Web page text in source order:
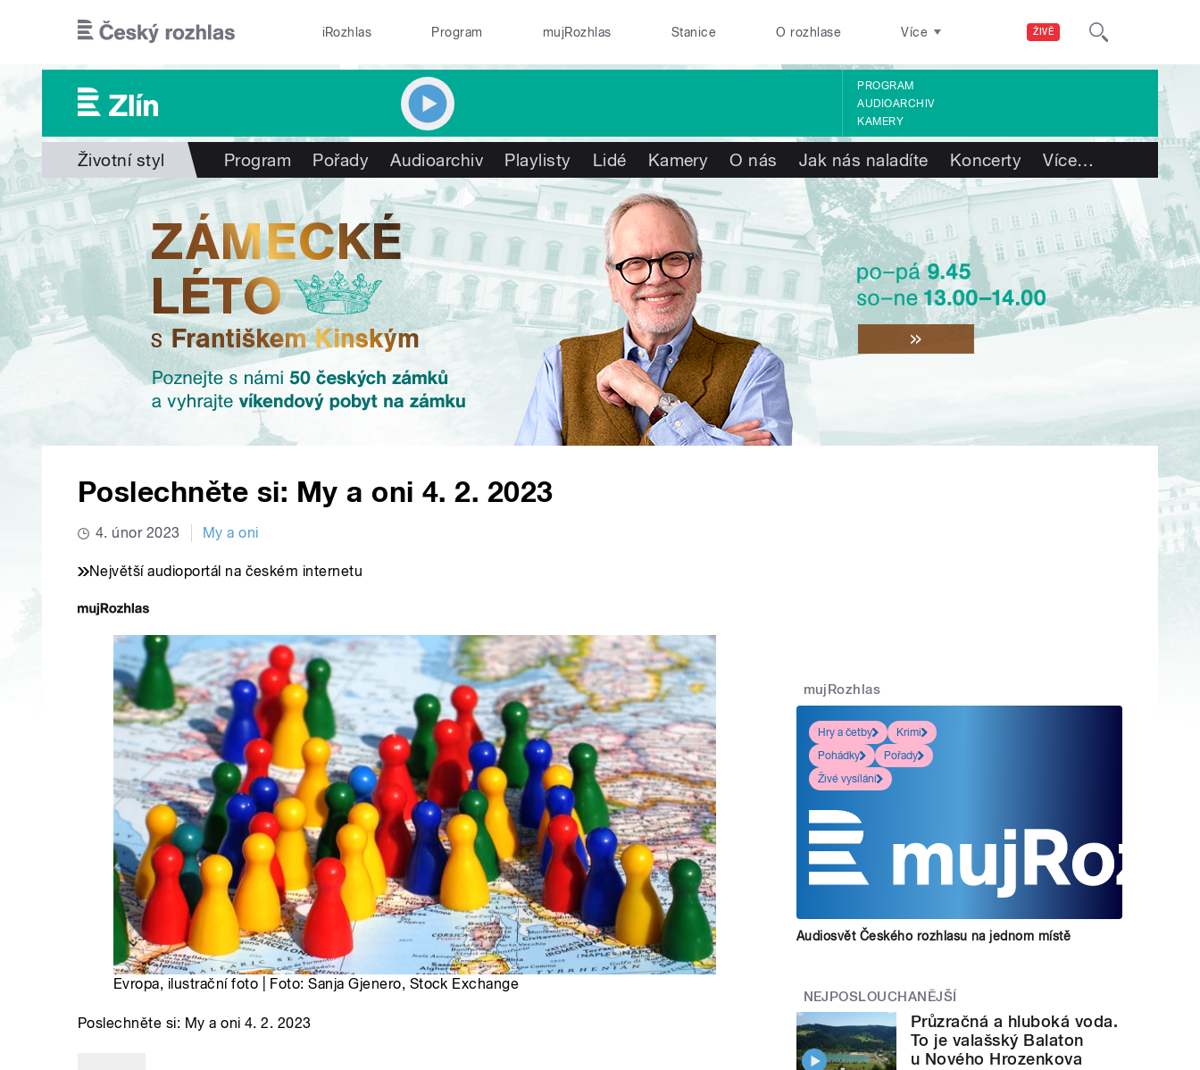
ŽIVĚ
iRozhlas Program mujRozhlas Stanice O rozhlase Více
PROGRAM
AUDIOARCHIV
KAMERY
Životní styl Program Pořady Audioarchiv Playlisty Lidé Kamery O nás Jak nás naladíte Koncerty Více…
Poslechněte si: My a oni 4. 2. 2023
4. únor 2023 My a oni
Největší audioportál na českém internetu
Evropa, ilustrační foto | Foto: Sanja Gjenero, Stock Exchange
Poslechněte si: My a oni 4. 2. 2023
mujRozhlas
Hry a četby
Krimi
Pohádky
Pořady
Živé vysílání
Audiosvět Českého rozhlasu na jednom místě
NEJPOSLOUCHANĚJŠÍ
Průzračná a hluboká voda.
To je valašský Balaton
u Nového Hrozenkova